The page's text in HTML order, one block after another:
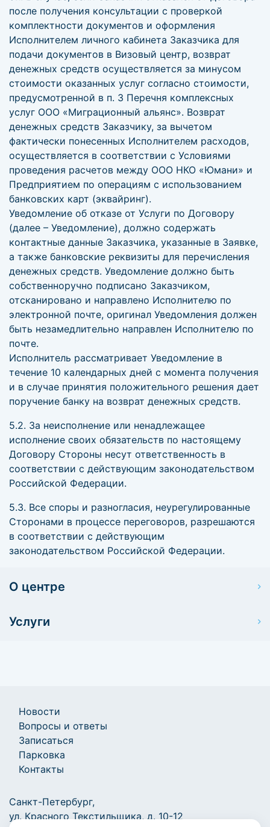
после получения консультации с проверкой
комплектности документов и оформления
Исполнителем личного кабинета Заказчика для
подачи документов в Визовый центр, возврат
денежных средств осуществляется за минусом
стоимости оказанных услуг согласно стоимости,
предусмотренной в п. 3 Перечня комплексных
услуг ООО «Миграционный альянс». Возврат
денежных средств Заказчику, за вычетом
фактически понесенных Исполнителем расходов,
осуществляется в соответствии с Условиями
проведения расчетов между ООО НКО «Юмани» и
Предприятием по операциям с использованием
банковских карт (эквайринг).
Уведомление об отказе от Услуги по Договору
(далее – Уведомление), должно содержать
контактные данные Заказчика, указанные в Заявке,
а также банковские реквизиты для перечисления
денежных средств. Уведомление должно быть
собственноручно подписано Заказчиком,
отсканировано и направлено Исполнителю по
электронной почте, оригинал Уведомления должен
быть незамедлительно направлен Исполнителю по
почте.
Исполнитель рассматривает Уведомление в
течение 10 календарных дней с момента получения
и в случае принятия положительного решения дает
поручение банку на возврат денежных средств.
5.2. За неисполнение или ненадлежащее
исполнение своих обязательств по настоящему
Договору Стороны несут ответственность в
соответствии с действующим законодательством
Российской Федерации.
5.3. Все споры и разногласия, неурегулированные
Сторонами в процессе переговоров, разрешаются
в соответствии с действующим
законодательством Российской Федерации.
О центре
Услуги
Новости
Вопросы и ответы
Записаться
Парковка
Контакты
Санкт-Петербург,
ул. Красного Текстильщика, д. 10-12